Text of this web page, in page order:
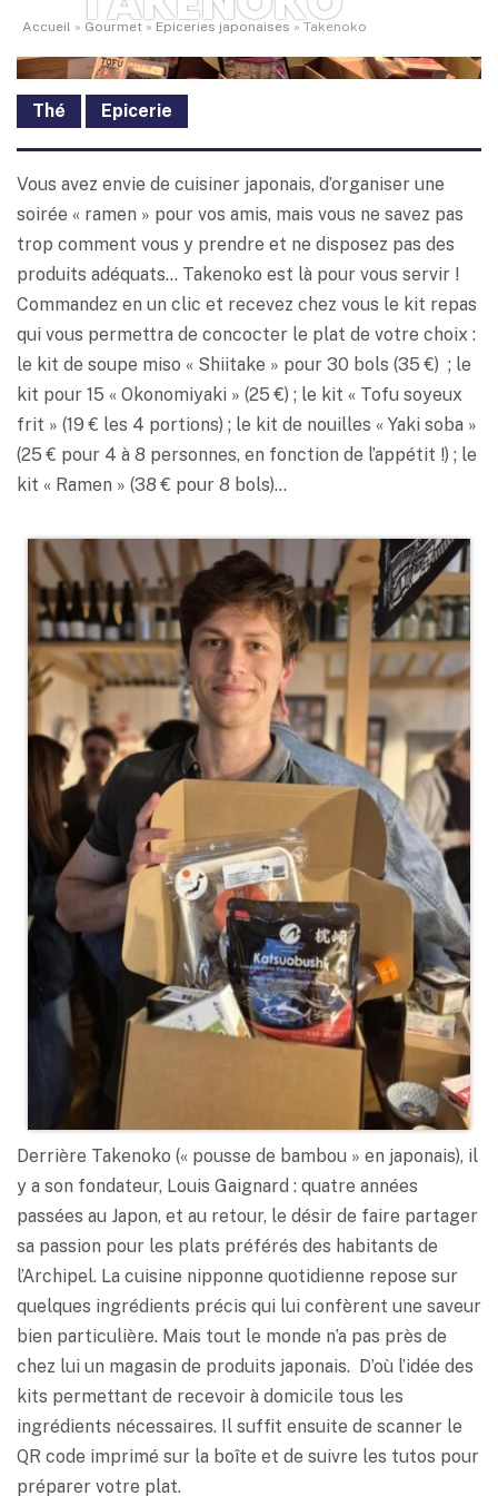
Accueil » Gourmet » Epiceries japonaises » Takenoko
Thé Epicerie
Vous avez envie de cuisiner japonais, d’organiser une
soirée « ramen » pour vos amis, mais vous ne savez pas
trop comment vous y prendre et ne disposez pas des
produits adéquats… Takenoko est là pour vous servir !
Commandez en un clic et recevez chez vous le kit repas
qui vous permettra de concocter le plat de votre choix :
le kit de soupe miso « Shiitake » pour 30 bols (35 €) ; le
kit pour 15 « Okonomiyaki » (25 €) ; le kit « Tofu soyeux
frit » (19 € les 4 portions) ; le kit de nouilles « Yaki soba »
(25 € pour 4 à 8 personnes, en fonction de l’appétit !) ; le
kit « Ramen » (38 € pour 8 bols)…
Derrière Takenoko (« pousse de bambou » en japonais), il
y a son fondateur, Louis Gaignard : quatre années
passées au Japon, et au retour, le désir de faire partager
sa passion pour les plats préférés des habitants de
l’Archipel. La cuisine nipponne quotidienne repose sur
quelques ingrédients précis qui lui confèrent une saveur
bien particulière. Mais tout le monde n’a pas près de
chez lui un magasin de produits japonais. D’où l’idée des
kits permettant de recevoir à domicile tous les
ingrédients nécessaires. Il suffit ensuite de scanner le
QR code imprimé sur la boîte et de suivre les tutos pour
préparer votre plat.